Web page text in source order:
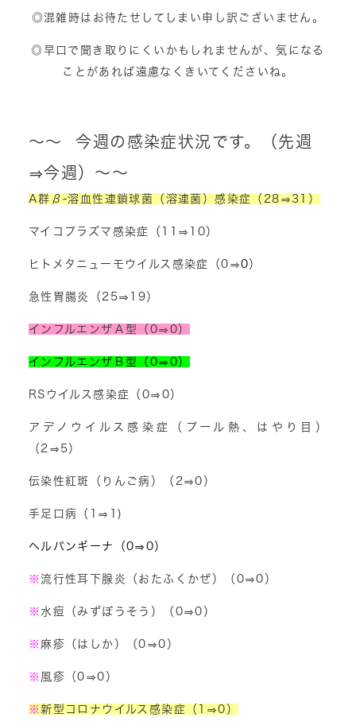
◎混雑時はお待たせしてしまい申し訳ございません。
◎早口で聞き取りにくいかもしれませんが、気になる
ことがあれば遠慮なくきいてくださいね。
～～ 今週の感染症状況です。（先週
⇒今週）～～
A群β-溶血性連鎖球菌（溶連菌）感染症（28⇒31）
マイコプラズマ感染症（11⇒10）
ヒトメタニューモウイルス感染症（0⇒0 ）
急性胃腸炎（25⇒19）
インフルエンザＡ型（0⇒0）
インフルエンザＢ型（0⇒0）
RSウイルス感染症（0⇒0）
アデノウイルス感染症（プール熱、はやり目）
（2⇒5）
伝染性紅斑（りんご病）（2⇒0）
手足口病（1⇒1)
ヘルパンギーナ（0⇒0）
※流行性耳下腺炎（おたふくかぜ）（0⇒0）
※ 水痘（みずぼうそう）（0⇒0）
※ 麻疹（はしか）（0⇒0）
※ 風疹（0⇒0）
※新型コロナウイルス感染症（1 ⇒0）